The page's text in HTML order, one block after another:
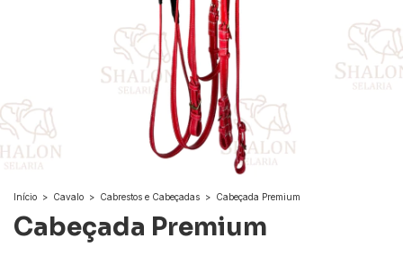
Início > Cavalo > Cabrestos e Cabeçadas > Cabeçada Premium
Cabeçada Premium